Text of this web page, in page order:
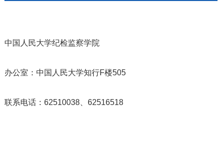
中国人民大学纪检监察学院
办公室：中国人民大学知行F楼505
联系电话：62510038、62516518